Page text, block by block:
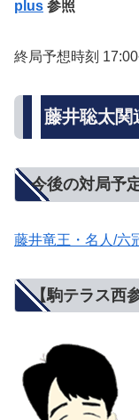
plus 参照
終局予想時刻
藤井聡太関
今後の対局予
藤井竜王・名人/六
【駒テラス西